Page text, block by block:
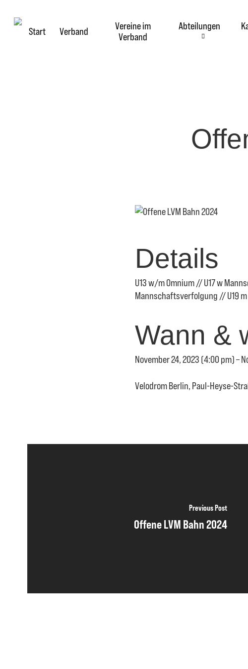
Start Verband
Vereine im
Verband
Abteilungen
Details
U13 w/m Omnium // U17 w
Mannschaftsverfolgung // U19
Wann &
November 24, 2023 (4:00 pm) –
Velodrom Berlin, Paul-Heyse-
Previous Post
Offene LVM Bahn 2024